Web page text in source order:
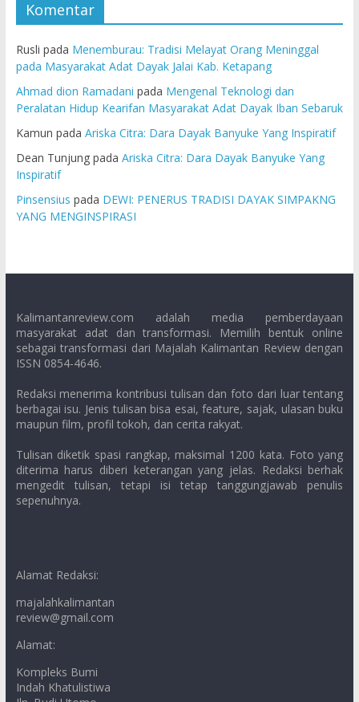
Komentar
Rusli pada Menemburau: Tradisi Melayat Orang Meninggal
pada Masyarakat Adat Dayak Jalai Kab. Ketapang
Ahmad dion Ramadani pada Mengenal Teknologi dan
Peralatan Hidup Kearifan Masyarakat Adat Dayak Iban Sebaruk
Kamun pada Ariska Citra: Dara Dayak Banyuke Yang Inspiratif
Dean Tunjungpada Ariska Citra: Dara Dayak Banyuke Yang
Inspiratif
Pinsensius pada DEWI: PENERUS TRADISI DAYAK SIMPAKNG
YANG MENGINSPIRASI
Kalimantanreview.com adalah media pemberdayaan
masyarakat adat dan transformasi. Memilih bentuk online
sebagai transformasi dari Majalah Kalimantan Review dengan
ISSN 0854-4646.
Redaksi menerima kontribusi tulisan dan foto dari luar tentang
berbagai isu. Jenis tulisan bisa esai, feature, sajak, ulasan buku
maupun film, profil tokoh, dan cerita rakyat.
Tulisan diketik spasi rangkap, maksimal 1200 kata. Foto yang
diterima harus diberi keterangan yang jelas. Redaksi berhak
mengedit tulisan, tetapi isi tetap tanggungjawab penulis
sepenuhnya.
Alamat Redaksi:
majalahkalimantan
review@gmail.com
Alamat:
Kompleks Bumi
Indah Khatulistiwa